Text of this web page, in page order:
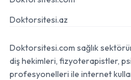
Doktorsitesi.az
Doktorsitesi.com sağlık
diş hekimleri, fizyoterapistler,
profesyonelleri ile internet